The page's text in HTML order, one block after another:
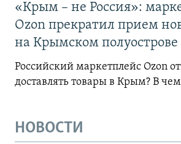
«Крым – не Россия»:
Ozon прекратил прием
на Крымском полуострове
Российский маркетплейс Ozon
доставлять товары в Крым? В
НОВОСТИ